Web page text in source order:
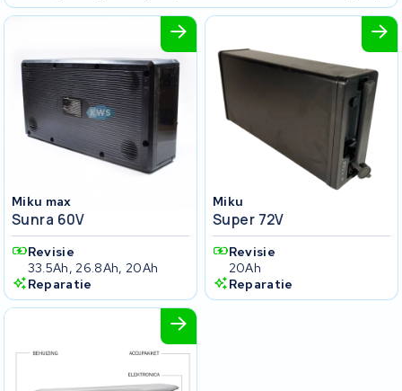
Miku max
Sunra 60V
Revisie
33.5Ah, 26.8Ah, 20Ah
Reparatie
Miku
Super 72V
Revisie
20Ah
Reparatie